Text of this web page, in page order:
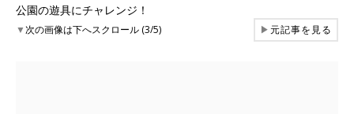
公園の遊具にチャレンジ！
▼次の画像は下へスクロール (3/5) ▶元記事を見る